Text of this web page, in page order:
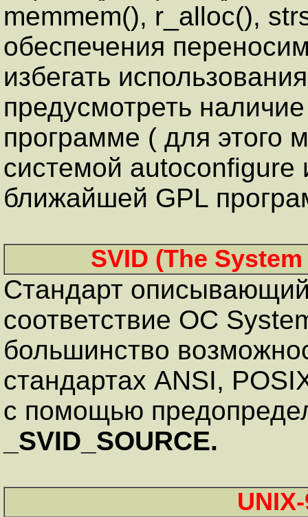
memmem(), r_alloc(),
обеспечения
избегать
предусмотреть
программе ( для этого
системой autoconfigure
ближайшей GPL
SVID (The
Стандарт
соответствие ОС
большинство
стандартах ANSI,
с помощью
_SVID_SOURCE.